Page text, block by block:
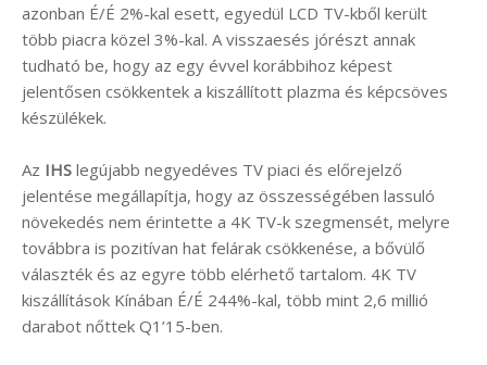
azonban É/É 2%-kal esett, egyedül LCD TV-kből került
több piacra közel 3%-kal. A visszaesés jórészt annak
tudható be, hogy az egy évvel korábbihoz képest
jelentősen csökkentek a kiszállított plazma és képcsöves
készülékek.
Az IHS legújabb negyedéves TV piaci és előrejelző
jelentése megállapítja, hogy az összességében lassuló
növekedés nem érintette a 4K TV-k szegmensét, melyre
továbbra is pozitívan hat felárak csökkenése, a bővülő
választék és az egyre több elérhető tartalom. 4K TV
kiszállítások Kínában É/É 244%-kal, több mint 2,6 millió
darabot nőttek Q1’15-ben.